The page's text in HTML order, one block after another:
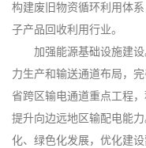
构建废旧物资循环利用体
子产品回收利用行业。
加强能源基础设施建
力生产和输送通道布局，
省跨区输电通道重点工程
提升向边远地区输配电能
化、绿色化发展，优化建